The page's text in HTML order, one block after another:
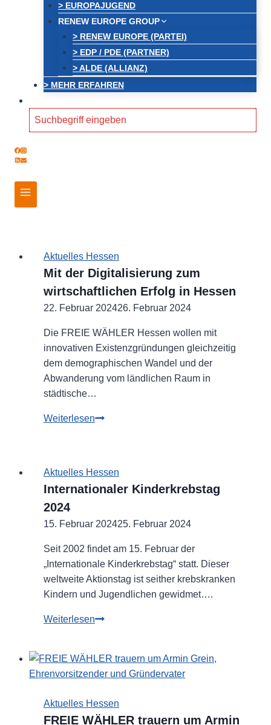
> EUROPAJUGEND
RENEW EUROPE GROUP
> RENEW EUROPE (PARTEI)
> EDP / PDE (PARTNER)
> ALDE (ALLIANZ)
> MEHR ERFAHREN
Search
for:
Aktuelles Hessen
Mit der Digitalisierung zum
wirtschaftlichen Erfolg in Hessen
22. Februar 202426. Februar 2024
Die FREIE WÄHLER Hessen wollen mit
innovativen Existenzgründungen gleichzeitig
dem demographischen Wandel und der
Abwanderung vom ländlichen Raum in
städtische…
WeiterlesenMit
wirtschaftlichen
Erfolg
Hessen
Aktuelles Hessen
Internationaler Kinderkrebstag
2024
15. Februar 202425. Februar 2024
Seit 2002 findet am 15. Februar der
„Internationale Kinderkrebstag“ statt. Dieser
weltweite Aktionstag ist seither krebskranken
Kindern und Jugendlichen gewidmet….
WeiterlesenInternationaler
Aktuelles Hessen
FREIE WÄHLER trauern um Armin